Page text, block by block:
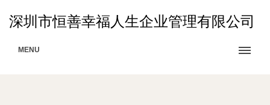
深圳市恒善幸福人生企业管理有限公司
MENU